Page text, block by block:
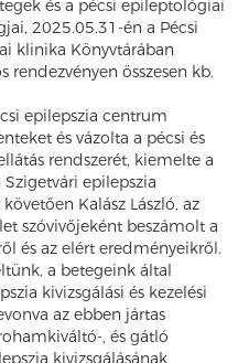
és a pécsi epileptológiai
2025.05.31-én a Pécsi
klinika Könyvtárában
rendezvényen összesen kb.
epilepszia centrum
és vázolta a pécsi és
rendszerét, kiemelte a
epilepszia
Kalász László, az
szóvivőjeként beszámolt a
és az elért eredményeikről.
a betegeink által
kivizsgálási és kezelési
az ebben jártas
, és gátló
kivizsgálásának